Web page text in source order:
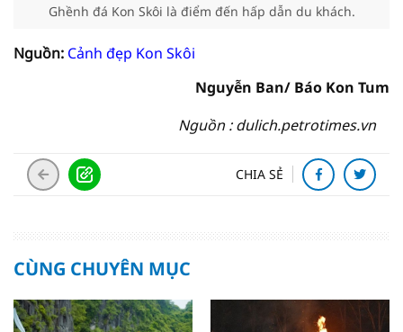
Ghềnh đá Kon Skôi là điểm đến hấp dẫn du khách.
Nguồn: Cảnh đẹp Kon Skôi
Nguyễn Ban/ Báo Kon Tum
Nguồn : dulich.petrotimes.vn
CHIA SẺ
CÙNG CHUYÊN MỤC